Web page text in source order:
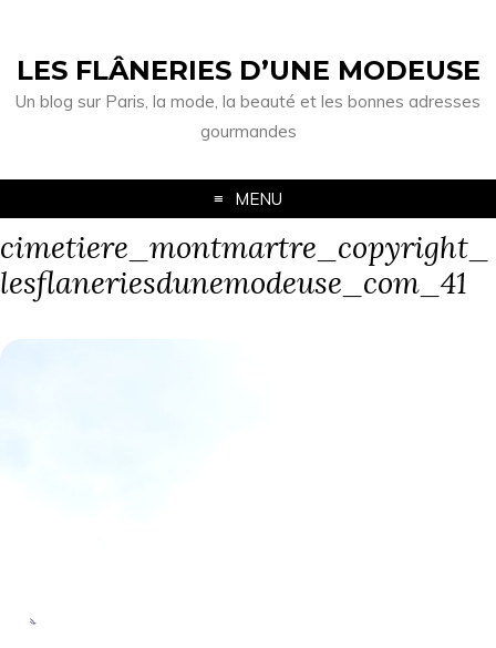
LES FLÂNERIES D’UNE MODEUSE
Un blog sur Paris, la mode, la beauté et les bonnes adresses
gourmandes
MENU
cimetiere_montmartre_copyright_
lesflaneriesdunemodeuse_com_41